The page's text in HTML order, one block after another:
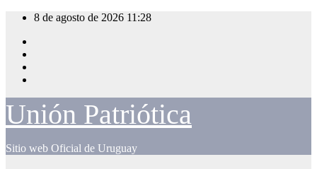
Saltar
contenido
8 de agosto de 2026 11:28
Unión Patriótica
Sitio web Oficial de Uruguay